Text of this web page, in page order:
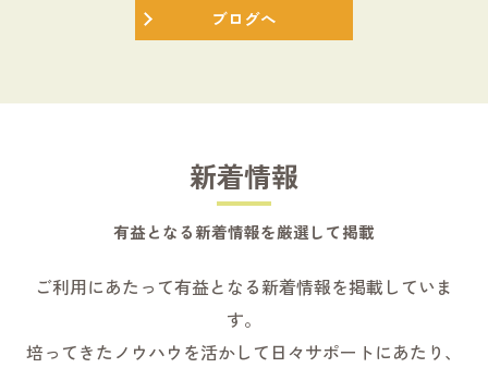
ブログへ
有益となる新着情報を厳選して掲載
新着情報
ご利用にあたって有益となる新着情報を掲載していま
す。
培ってきたノウハウを活かして日々サポートにあたり、